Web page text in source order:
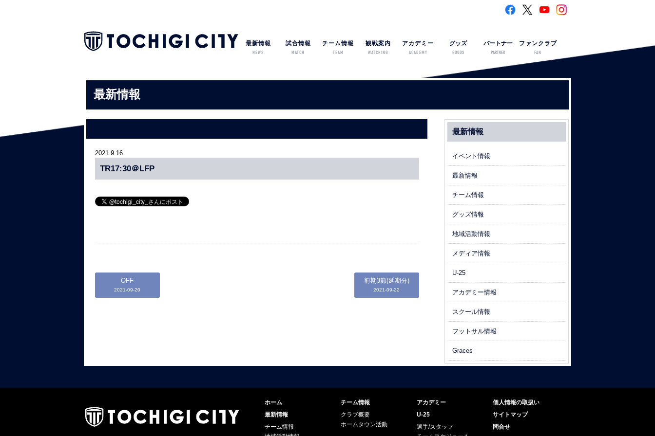
最新情報
NEWS
試合情報
MATCH
チーム情報
TEAM
観戦案内
WATCHING
アカデミー
ACADEMY
グッズ
GOODS
パートナー
PARTNER
ファンクラブ
FAN
最新情報
2021.9.16
TR17:30＠LFP
OFF
2021-09-20
前期3節(延期分)
2021-09-22
最新情報
イベント情報
最新情報
チーム情報
グッズ情報
地域活動情報
メディア情報
U-25
アカデミー情報
スクール情報
フットサル情報
Graces
ホーム
最新情報
チーム情報
チーム情報
クラブ概要
ホームタウン活動
アカデミー
U-25
選手/スタッフ
個人情報の取扱い
サイトマップ
問合せ